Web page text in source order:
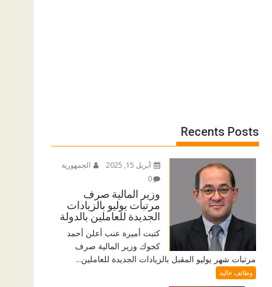
Recents Posts
أبريل 15, 2025
الجمهورية
0
وزير المالية صرف
مرتبات يوليو بالزيادات
الجديدة للعاملين بالدولة
كتبت أميرة عنب أعلن أحمد
كجوك وزير المالية صرف
مرتبات شهر يوليو المقبل بالزيادات الجديدة للعاملين...
وظائف خالية